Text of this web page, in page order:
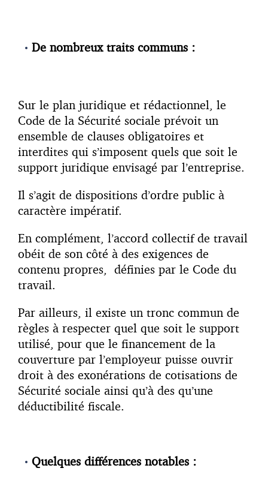
De nombreux traits communs :
Sur le plan juridique et rédactionnel, le
Code de la Sécurité sociale prévoit un
ensemble de clauses obligatoires et
interdites qui s’imposent quels que soit le
support juridique envisagé par l’entreprise.
Il s’agit de dispositions d’ordre public à
caractère impératif.
En complément, l’accord collectif de travail
obéit de son côté à des exigences de
contenu propres, définies par le Code du
travail.
Par ailleurs, il existe un tronc commun de
règles à respecter quel que soit le support
utilisé, pour que le financement de la
couverture par l’employeur puisse ouvrir
droit à des exonérations de cotisations de
Sécurité sociale ainsi qu’à des qu’une
déductibilité fiscale.
Quelques différences notables :